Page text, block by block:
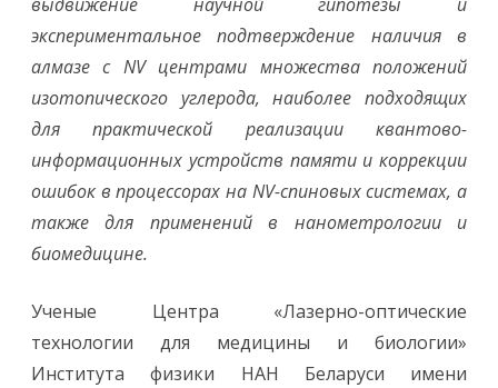
е
у
ь
а
о
з
2
о
д
экспериментальное подтверждение наличия в
алмазе с NV центрами множества положений
изотопического углерода, наиболее подходящих
для практической реализации квантово-
информационных устройств памяти и коррекции
ошибок в процессорах на NV-спиновых системах, а
также для применений в нанометрологии и
биомедицине.
Ученые Центра «Лазерно-оптические
технологии для медицины и биологии»
Института физики НАН Беларуси имени